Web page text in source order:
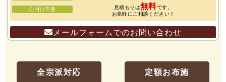
心付け不要 見積もりは無料です。
お気軽にご相談ください！
メールフォームでのお問い合わせ
全宗派対応 定額お布施